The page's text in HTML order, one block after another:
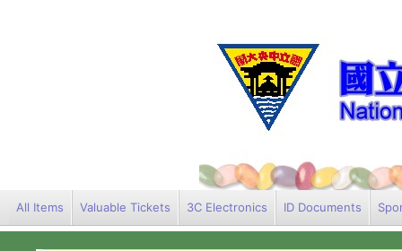
All Items Valuable Tickets 3C Electronics ID Documents